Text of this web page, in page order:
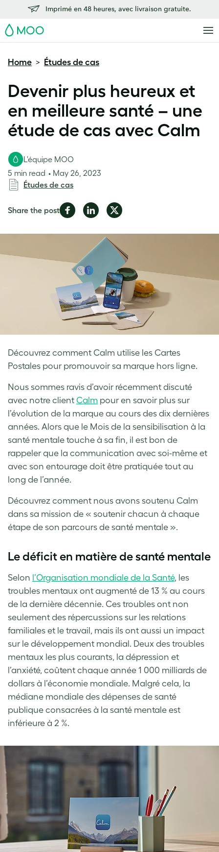
Imprimé en 48 heures, avec livraison gratuite.
MOO
Home > Études de cas
Devenir plus heureux et
en meilleure santé – une
étude de cas avec Calm
Découvrez comment Calm utilise les Cartes
Postales pour promouvoir sa marque hors ligne.
L'équipe MOO
5 min read
May 26, 2023
Études de cas
Share the postShare
Facebook
Share
LinkedIn
Share
Twitter
Nous sommes ravis d’avoir récemment discuté
avec notre client Calm pour en savoir plus sur
l’évolution de la marque au cours des dix dernières
années. Alors que le Mois de la sensibilisation à la
santé mentale touche à sa fin, il est bon de
rappeler que la communication avec soi-même et
avec son entourage doit être pratiquée tout au
long de l’année.
Découvrez comment nous avons soutenu Calm
dans sa mission de « soutenir chacun à chaque
étape de son parcours de santé mentale ».
Le déficit en matière de santé mentale
Selon l’Organisation mondiale de la Santé, les
troubles mentaux ont augmenté de 13 % au cours
de la dernière décennie. Ces troubles ont non
seulement des répercussions sur les relations
familiales et le travail, mais ils ont aussi un impact
sur le développement mondial. Deux des troubles
mentaux les plus courants, la dépression et
l’anxiété, coûtent chaque année 1 000 milliards de
dollars à l’économie mondiale. Malgré cela, la
médiane mondiale des dépenses de santé
publique consacrées à la santé mentale est
inférieure à 2 %.